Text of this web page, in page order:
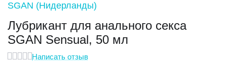
SGAN (Нидерланды)
Лубрикант для анального секса
SGAN Sensual, 50 мл
Написать отзыв